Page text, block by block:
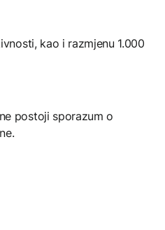
kao i razmjenu 1.000
postoji sporazum o